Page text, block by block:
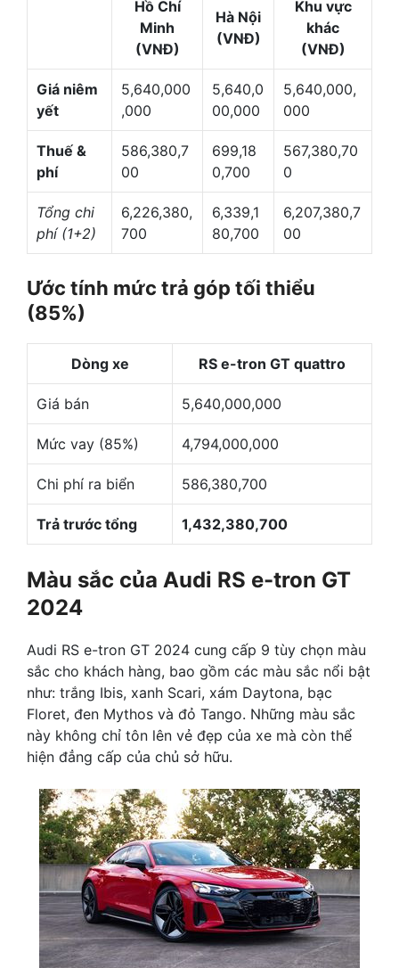
Hồ Chí
Minh
(VNĐ)
Hà Nội
(VNĐ)
Khu vực
khác
(VNĐ)
Giá niêm
yết
5,640,000
,000
5,640,0
00,000
5,640,000,
000
Thuế &
phí
586,380,7
00
699,18
0,700
567,380,70
0
Tổng chi
phí (1+2)
6,226,380,
700
6,339,1
80,700
6,207,380,7
00
Ước tính mức trả góp tối thiểu
(85%)
Dòng xe RS e-tron GT quattro
Giá bán 5,640,000,000
Mức vay (85%) 4,794,000,000
Chi phí ra biển 586,380,700
Trả trước tổng 1,432,380,700
Màu sắc của Audi RS e-tron GT
2024
Audi RS e-tron GT 2024 cung cấp 9 tùy chọn màu
sắc cho khách hàng, bao gồm các màu sắc nổi bật
như: trắng Ibis, xanh Scari, xám Daytona, bạc
Floret, đen Mythos và đỏ Tango. Những màu sắc
này không chỉ tôn lên vẻ đẹp của xe mà còn thể
hiện đẳng cấp của chủ sở hữu.